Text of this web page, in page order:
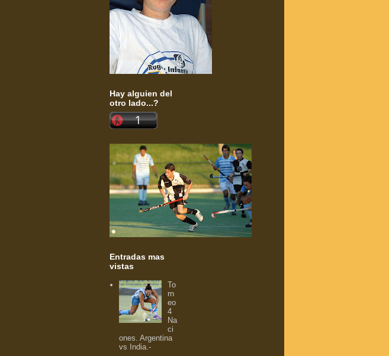
Hay alguien del
otro lado...?
Entradas mas
vistas
To
rn
eo
4
Na
ci
ones. Argentina
vs India.-